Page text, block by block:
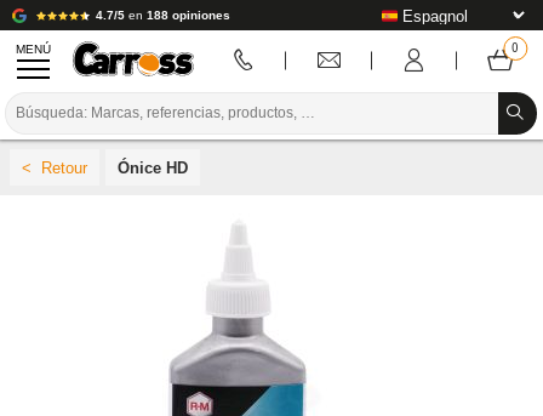
4.7/5 en 188 opiniones
MENÚ
PREPARACIÓN / PINTURA / ACABADO
CONSUMIBLES DE CARROCERÍA
HERRAMIENTAS DE CARROCERÍA
Ónice HD